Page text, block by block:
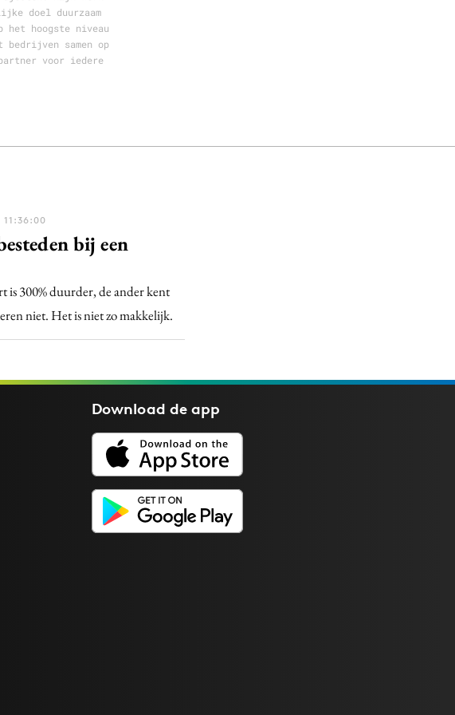
doel duurzaam
hoogste niveau
samen op
voor iedere
11:36:00
bij een
is 300% duurder, de ander kent
niet. Het is niet zo makkelijk.
Download deapp